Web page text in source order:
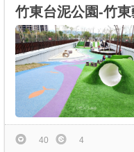
竹東台泥公園-竹
40 4